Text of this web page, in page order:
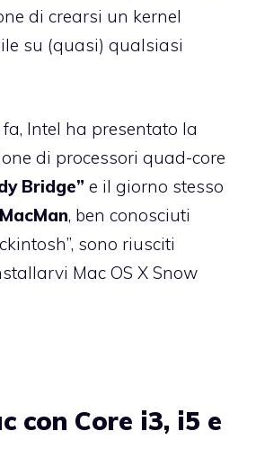
di crearsi un kernel
su (quasi) qualsiasi
Intel ha presentato la
di processori quad-core
Bridge” e il giorno stesso
, ben conosciuti
sono riusciti
Mac OS X Snow
con Core i3, i5 e